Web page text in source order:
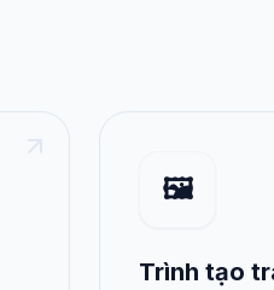
🖼️
Trình tạo